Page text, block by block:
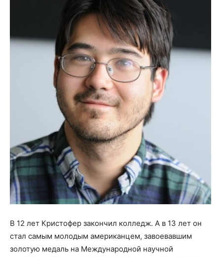
В 12 лет Кристофер закончил колледж. А в 13 лет он
стал самым молодым американцем, завоевавшим
золотую медаль на Международной научной